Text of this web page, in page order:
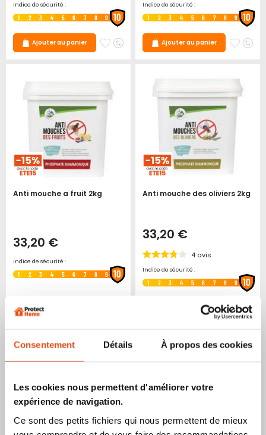
Consentement Détails À propos des cookies
Les cookies nous permettent d'améliorer votre
expérience de navigation.
Ce sont des petits fichiers qui nous permettent de mieux
Indice de sécurité :
1 2 3 4 5 6 7 8 9 10
Ajouter au panier
AjouterAjouter
Indice de sécurité :
1 2 3 4 5 6 7 8 9 10
Ajouter au panier
Anti mouche a fruit 2kg
33,20 €
Indice de sécurité :
1 2 3 4 5 6 7 8 9 10
Ajouter au panier
favoris
Anti mouche des oliviers 2kg
33,20 €
4 avis
Indice de sécurité :
1 2 3 4 5 6 7 8 9 10
Ajouter au panier
à